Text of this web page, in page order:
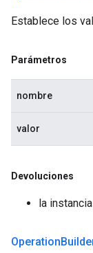
Establece los
Parámetros
nombre
valor
Devoluciones
la
Operation